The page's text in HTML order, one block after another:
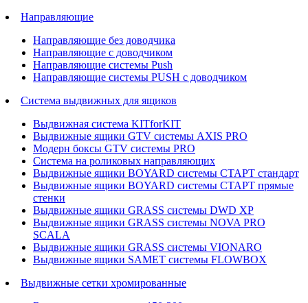
Направляющие
Направляющие без доводчика
Направляющие с доводчиком
Направляющие системы Push
Направляющие системы PUSH с доводчиком
Система выдвижных для ящиков
Выдвижная система KITforKIT
Выдвижные ящики GTV системы AXIS PRO
Модерн боксы GTV системы PRO
Система на роликовых направляющих
Выдвижные ящики BOYARD системы СТАРТ стандарт
Выдвижные ящики BOYARD системы СТАРТ прямые
стенки
Выдвижные ящики GRASS системы DWD XP
Выдвижные ящики GRASS системы NOVA PRO
SCALA
Выдвижные ящики GRASS системы VIONARO
Выдвижные ящики SAMET системы FLOWBOX
Выдвижные сетки хромированные